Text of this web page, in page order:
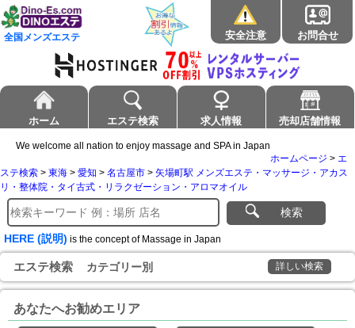
全国メンズエステ 安全注意 お問合せ
ホーム エステ検索 求人情報 売却店舗情報
We welcome all nation to enjoy massage and SPA in Japan
ホームページ > エ
ステ検索 > 東海 > 愛知 > 名古屋市 > 矢場町駅 メンズエステ・マッサージ・アカス
リ・整体院・タイ古式・リラクゼーション・アロマオイル
検索
HERE (説明) is the concept of Massage in Japan
エステ検索 カテゴリー別 詳しい検索
あなたへお勧めエリア